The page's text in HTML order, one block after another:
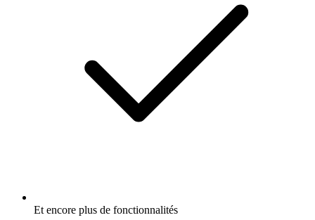
Et encore plus de fonctionnalités